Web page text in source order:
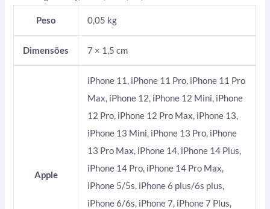
Peso 0,05 kg
Dimensões 7 × 1,5 cm
Apple
iPhone 11, iPhone 11 Pro, iPhone 11 Pro
Max, iPhone 12, iPhone 12 Mini, iPhone
12 Pro, iPhone 12 Pro Max, iPhone 13,
iPhone 13 Mini, iPhone 13 Pro, iPhone
13 Pro Max, iPhone 14, iPhone 14 Plus,
iPhone 14 Pro, iPhone 14 Pro Max,
iPhone 5/5s, iPhone 6 plus/6s plus,
iPhone 6/6s, iPhone 7, iPhone 7 Plus,